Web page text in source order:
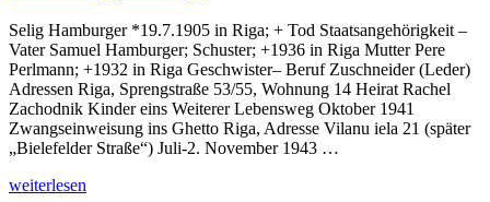
Selig Hamburger *19.7.1905 in Riga; + Tod Staatsangehörigkeit –
Vater Samuel Hamburger; Schuster; +1936 in Riga Mutter Pere
Perlmann; +1932 in Riga Geschwister– Beruf Zuschneider (Leder)
Adressen Riga, Sprengstraße 53/55, Wohnung 14 Heirat Rachel
Zachodnik Kinder eins Weiterer Lebensweg Oktober 1941
Zwangseinweisung ins Ghetto Riga, Adresse Vilanu iela 21 (später
„Bielefelder Straße“) Juli-2. November 1943 …
„Hamburger
weiterlesen